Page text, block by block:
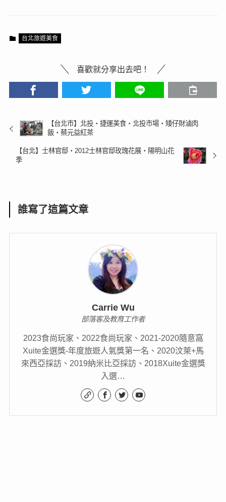
台北旅遊美食
喜歡就分享出去吧！
【台北市】北投‧捷運美食‧北投市場‧矮仔財滷肉
飯‧蔡元益紅茶
【台北】士林官邸‧2012士林官邸玫瑰花展‧陽明山花
季
誰寫了這篇文章
Carrie Wu
部落客及教育工作者
2023食尚玩家、2022食尚玩家、2021-2020隨意窩
Xuite金選獎-年度旅遊人氣獎第一名、2020汶萊+馬
來西亞採訪、2019納米比亞採訪、2018Xuite金選獎
入選…